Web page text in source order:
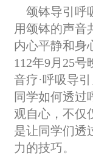
颂钵导引呼
用颂钵的声音
内心平静和身
112年9月25
音疗·呼吸导
同学如何透过
观自心，不仅
是让同学们透
力的技巧。